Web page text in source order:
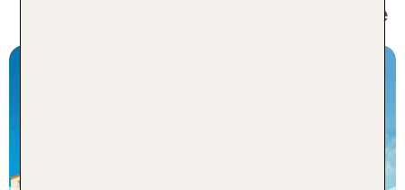
Bestseller Angebote für 1 Woche